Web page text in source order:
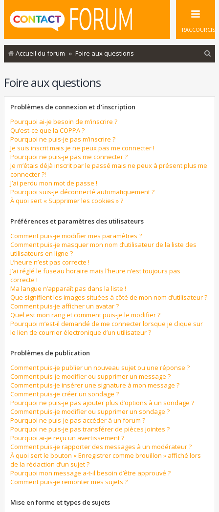
RACCOURCIS
Accueil du forum Foire aux questions
Foire aux questions
Problèmes de connexion et d’inscription
Pourquoi ai-je besoin de m’inscrire ?
Qu’est-ce que la COPPA ?
Pourquoi ne puis-je pas m’inscrire ?
Je suis inscrit mais je ne peux pas me connecter !
Pourquoi ne puis-je pas me connecter ?
Je m’étais déjà inscrit par le passé mais ne peux à présent plus me
connecter ?!
J’ai perdu mon mot de passe !
Pourquoi suis-je déconnecté automatiquement ?
À quoi sert « Supprimer les cookies » ?
Préférences et paramètres des utilisateurs
Comment puis-je modifier mes paramètres ?
Comment puis-je masquer mon nom d’utilisateur de la liste des
utilisateurs en ligne ?
L’heure n’est pas correcte !
J’ai réglé le fuseau horaire mais l’heure n’est toujours pas
correcte !
Ma langue n’apparaît pas dans la liste !
Que signifient les images situées à côté de mon nom d’utilisateur ?
Comment puis-je afficher un avatar ?
Quel est mon rang et comment puis-je le modifier ?
Pourquoi m’est-il demandé de me connecter lorsque je clique sur
le lien de courrier électronique d’un utilisateur ?
Problèmes de publication
Comment puis-je publier un nouveau sujet ou une réponse ?
Comment puis-je modifier ou supprimer un message ?
Comment puis-je insérer une signature à mon message ?
Comment puis-je créer un sondage ?
Pourquoi ne puis-je pas ajouter plus d’options à un sondage ?
Comment puis-je modifier ou supprimer un sondage ?
Pourquoi ne puis-je pas accéder à un forum ?
Pourquoi ne puis-je pas transférer de pièces jointes ?
Pourquoi ai-je reçu un avertissement ?
Comment puis-je rapporter des messages à un modérateur ?
À quoi sert le bouton « Enregistrer comme brouillon » affiché lors
de la rédaction d’un sujet ?
Pourquoi mon message a-t-il besoin d’être approuvé ?
Comment puis-je remonter mes sujets ?
Mise en forme et types de sujets